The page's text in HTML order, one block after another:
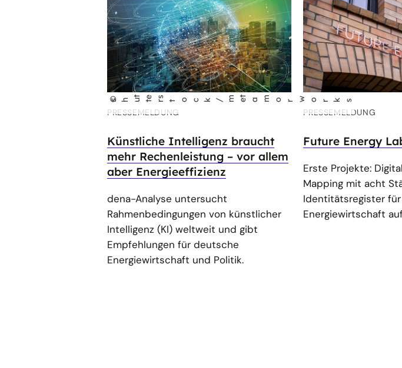
©
shu t
t e
r s
t
ock/ m
e t
a m
o
r
wo rks
PRESSEMELDUNG
Künstliche Intelligenz braucht
mehr Rechenleistung – vor allem
aber Energieeffizienz
dena-Analyse untersucht
Rahmenbedingungen von künstlicher
Intelligenz (KI) weltweit und gibt
Empfehlungen für deutsche
Energiewirtschaft und Politik.
PRESSEMELDUNG
Future Energy
Erste Projekte:
Mapping mit acht
Identitätsregister
Energiewirtschaft